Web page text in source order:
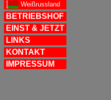
Weißrussland
BETRIEBSHOF
EINST & JETZT
LINKS
KONTAKT
IMPRESSUM